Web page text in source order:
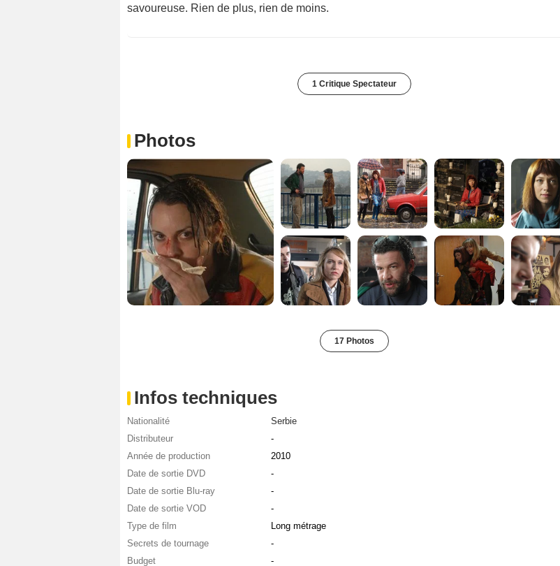
savoureuse. Rien de plus, rien de moins.
1 Critique Spectateur
Photos
17 Photos
Infos techniques
Nationalité
Serbie
Distributeur
-
Année de production
2010
Date de sortie DVD
-
Date de sortie Blu-ray
-
Date de sortie VOD
-
Type de film
Long métrage
Secrets de tournage
-
Budget
-